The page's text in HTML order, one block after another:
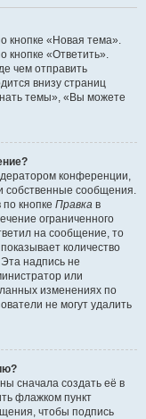
кнопке «Новая тема».
кнопке «Ответить».
чем отправить
внизу страниц
темы», «Вы можете
конференции,
собственные сообщения.
кнопке Правка в
ограниченного
на сообщение, то
количество
надпись не
или
изменениях по
не могут удалить
сначала создать её в
флажком пункт
чтобы подпись